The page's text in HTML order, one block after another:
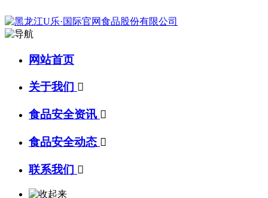
网站首页
关于我们 
食品安全资讯 
食品安全动态 
联系我们 